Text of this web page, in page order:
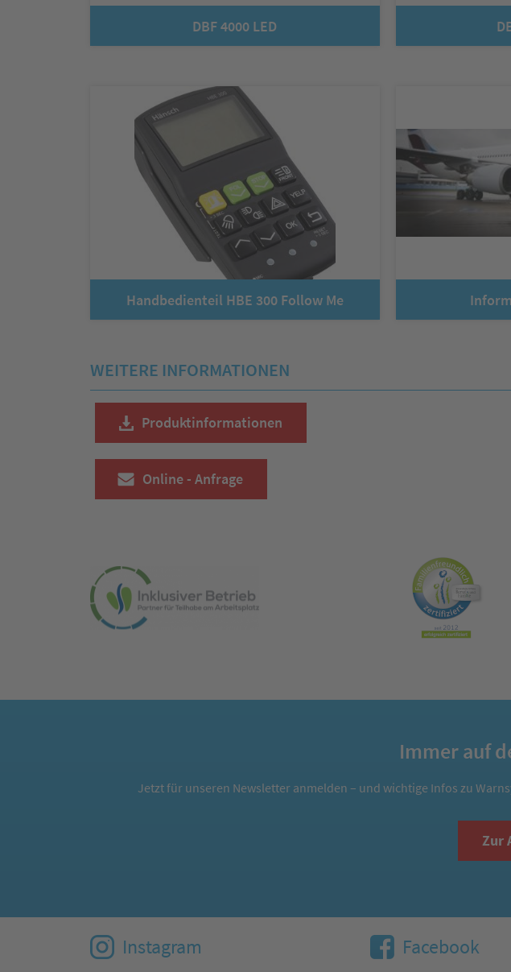
DBF 4000 LED
Handbedienteil HBE 300 Follow Me
WEITERE INFORMATIONEN
Produktinformationen
Online - Anfrage
Immer auf
Jetzt für unseren Newsletter anmelden – und wichtige Infos zu
Zur
Instagram Facebook